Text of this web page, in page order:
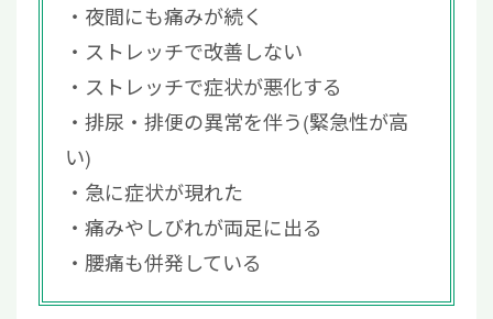
夜間にも痛みが続く
ストレッチで改善しない
ストレッチで症状が悪化する
排尿・排便の異常を伴う(緊急性が高
い)
急に症状が現れた
痛みやしびれが両足に出る
腰痛も併発している